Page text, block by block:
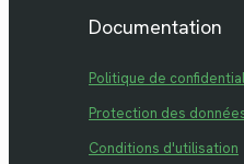
Documentation
Politique de
Protection des
Conditions d'utilisation